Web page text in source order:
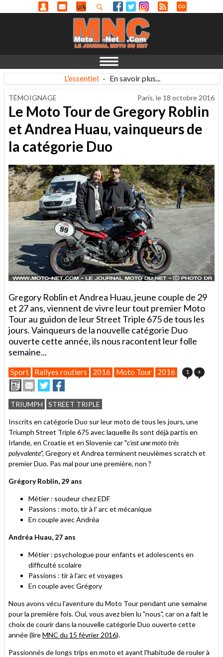
L'essentiel - En savoir plus...
TÉMOIGNAGE Paris, le 18 octobre 2016
Le Moto Tour de Gregory Roblin
et Andrea Huau, vainqueurs de
la catégorie Duo
Gregory Roblin et Andrea Huau, jeune couple de 29
et 27 ans, viennent de vivre leur tout premier Moto
Tour au guidon de leur Street Triple 675 de tous les
jours. Vainqueurs de la nouvelle catégorie Duo
ouverte cette année, ils nous racontent leur folle
semaine...
Sport Rallyes routiers 2016 Moto Tour 2016 1 +
ImprimerEnvoyer
cet
article
à
un
ami
Partager
sur
Twitter
sur
Facebook
TRIUMPH STREET TRIPLE
Inscrits en catégorie Duo sur leur moto de tous les jours, une
Triumph Street Triple 675 avec laquelle ils sont déjà partis en
Irlande, en Croatie et en Slovenie car "c'est une moto très
polyvalente", Gregory et Andrea terminent neuvièmes scratch et
premier Duo. Pas mal pour une première, non ?
Grégory Roblin, 29 ans
Métier : soudeur chez EDF
Passions : moto, tir à l' arc et mécanique
En couple avec Andréa
Andréa Huau, 27 ans
Métier : psychologue pour enfants et adolescents en
difficulté scolaire
Passions : tir à l'arc et voyages
En couple avec Grégory
Nous avons vécu l'aventure du Moto Tour pendant une semaine
pour la première fois. Oui, vous avez bien lu "nous", car on a fait le
choix de courir dans la nouvelle catégorie Duo ouverte cette
année (lireMNC du 15 février 2016).
Passionnés de longs trips en moto et ayant l'habitude de rouler à